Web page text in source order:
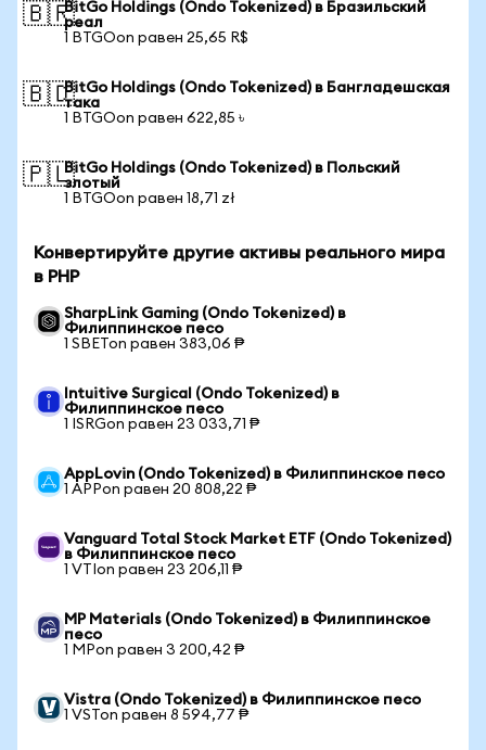
🇧🇷BitGo Holdings (Ondo Tokenized) в Бразильский
реал
1 BTGOon равен 25,65 R$
🇧🇩BitGo Holdings (Ondo Tokenized) в Бангладешская
така
1 BTGOon равен 622,85 ৳
🇵🇱BitGo Holdings (Ondo Tokenized) в Польский
злотый
1 BTGOon равен 18,71 zł
Конвертируйте другие активы реального мира
в PHP
SharpLink Gaming (Ondo Tokenized) в
Филиппинское песо
1 SBETon равен 383,06 ₱
Intuitive Surgical (Ondo Tokenized) в
Филиппинское песо
1 ISRGon равен 23 033,71 ₱
AppLovin (Ondo Tokenized) в Филиппинское песо
1 APPon равен 20 808,22 ₱
Vanguard Total Stock Market ETF (Ondo Tokenized)
в Филиппинское песо
1 VTIon равен 23 206,11 ₱
MP Materials (Ondo Tokenized) в Филиппинское
песо
1 MPon равен 3 200,42 ₱
Vistra (Ondo Tokenized) в Филиппинское песо
1 VSTon равен 8 594,77 ₱